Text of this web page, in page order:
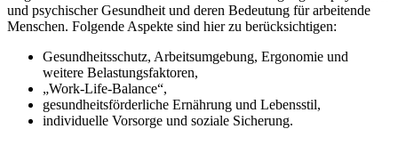
und psychischer Gesundheit und deren Bedeutung für arbeitende
Menschen. Folgende Aspekte sind hier zu berücksichtigen:
Gesundheitsschutz, Arbeitsumgebung, Ergonomie und
weitere Belastungsfaktoren,
„Work-Life-Balance“,
gesundheitsförderliche Ernährung und Lebensstil,
individuelle Vorsorge und soziale Sicherung.